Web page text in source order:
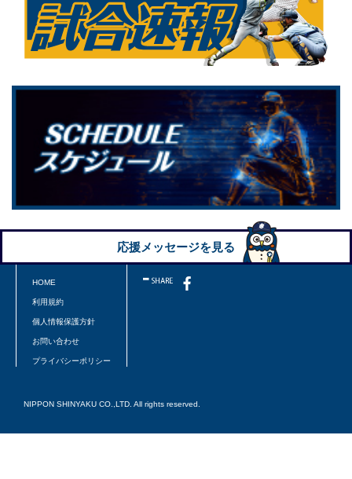
応援メッセージを見る
HOME
利用規約
個人情報保護方針
お問い合わせ
プライバシーポリシー
NIPPON SHINYAKU CO.,LTD. All rights reserved.